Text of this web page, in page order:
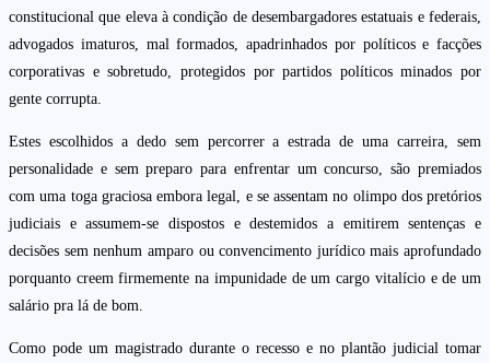
constitucional que eleva à condição de desembargadores estatuais e federais,
advogados imaturos, mal formados, apadrinhados por políticos e facções
corporativas e sobretudo, protegidos por partidos políticos minados por
gente corrupta.
Estes escolhidos a dedo sem percorrer a estrada de uma carreira, sem
personalidade e sem preparo para enfrentar um concurso, são premiados
com uma toga graciosa embora legal, e se assentam no olimpo dos pretórios
judiciais e assumem-se dispostos e destemidos a emitirem sentenças e
decisões sem nenhum amparo ou convencimento jurídico mais aprofundado
porquanto creem firmemente na impunidade de um cargo vitalício e de um
salário pra lá de bom.
Como pode um magistrado durante o recesso e no plantão judicial tomar